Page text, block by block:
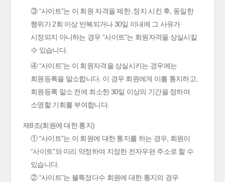
③ “사이트”는 이 회원 자격을 제한․정지 시킨 후, 동일한
행위가 2회 이상 반복되거나 30일 이내에 그 사유가
시정되지 아니하는 경우 “사이트”는 회원자격을 상실시킬
수 있습니다.
④ “사이트”는 이 회원자격을 상실시키는 경우에는
회원등록을 말소합니다. 이 경우 회원에게 이를 통지하고,
회원등록 말소 전에 최소한 30일 이상의 기간을 정하여
소명할 기회를 부여합니다.
제8조(회원에 대한 통지)
① “사이트”는 이 회원에 대한 통지를 하는 경우, 회원이
“사이트”와 미리 약정하여 지정한 전자우편 주소로 할 수
있습니다.
② “사이트”는 불특정다수 회원에 대한 통지의 경우